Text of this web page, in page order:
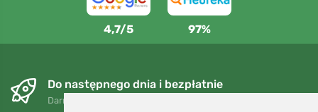
4,7/5 97%
Do następnego dnia i bezpłatnie
Darmowa wysyłka dla zamówień powyżej 250 PLN